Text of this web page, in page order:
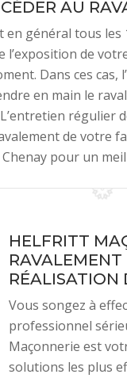
AU
en général tous
l’exposition de
Dans ces
en main le
régulier
de votre
Chenay pour un
HELFRITT
RÉALISATION
Vous songez à
professionnel
Maçonnerie est
solutions les plus